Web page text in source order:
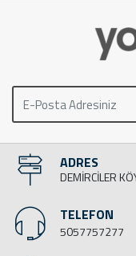
ADRES
DEMİRCİLER
TELEFON
5057757277